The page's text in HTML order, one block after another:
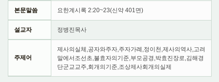
본문말씀 요한계시록 2:20~23(신약 401면)
설교자 정병진목사
주제어
제사의실체,공자와주자,주자가례,정이천,제사의역사,고려
말에서조선초,불효자의기준,부모공경,박효진장로,김해경
단군교교주,회개의기준,조상제사회개의실제